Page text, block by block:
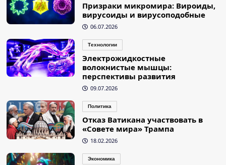
Призраки микромира: Вироиды,
вирусоиды и вирусоподобные
06.07.2026
Технологии
Электрожидкостные
волокнистые мышцы:
перспективы развития
09.07.2026
Политика
Отказ Ватикана участвовать в
«Совете мира» Трампа
18.02.2026
Экономика